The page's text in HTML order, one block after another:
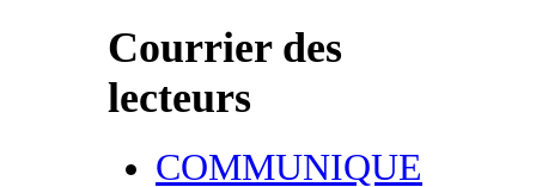
Courrier des
lecteurs
COMMUNIQUE